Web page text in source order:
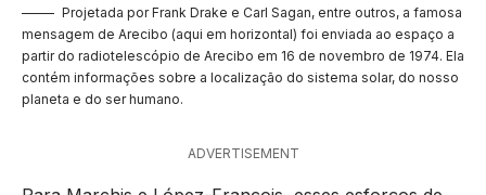
Projetada por Frank Drake e Carl Sagan, entre outros, a famosa
mensagem de Arecibo (aqui em horizontal) foi enviada ao espaço a
partir do radiotelescópio de Arecibo em 16 de novembro de 1974. Ela
contém informações sobre a localização do sistema solar, do nosso
planeta e do ser humano.
ADVERTISEMENT